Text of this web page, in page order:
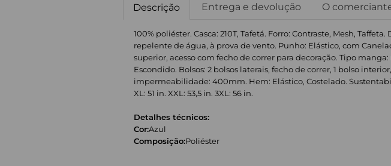
Descrição Entrega e devolução O
100% poliéster. Casca: 210T, Tafetá. Forro: Contraste, Mesh,
repelente de água, à prova de vento. Punho: Elástico, com
superior, acesso com fecho de correr para decoração. Tipo
Escondido. Bolsos: 2 bolsos laterais, fecho de correr, 1 bolso
impermeabilidade: 400mm. Hem: Elástico, Costelado.
XL: 51 in. XXL: 53,5 in. 3XL: 56 in.
Detalhes técnicos:
Cor:Azul
Composição:Poliéster